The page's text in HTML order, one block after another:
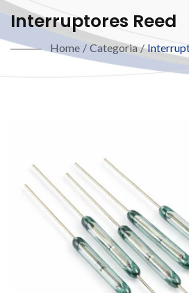
Interruptores Reed
Home / Categoria /